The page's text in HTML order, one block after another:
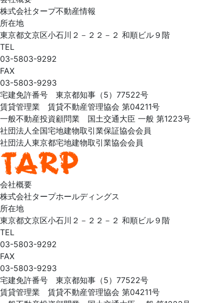
株式会社タープ不動産情報
所在地
東京都文京区小石川２－２２－２ 和順ビル９階
TEL
03-5803-9292
FAX
03-5803-9293
宅建免許番号 東京都知事（5）77522号
賃貸管理業 賃貸不動産管理協会 第04211号
一般不動産投資顧問業 国土交通大臣 一般 第1223号
社団法人全国宅地建物取引業保証協会会員
社団法人東京都宅地建物取引業協会会員
会社概要
株式会社タープホールディングス
所在地
東京都文京区小石川２－２２－２ 和順ビル９階
TEL
03-5803-9292
FAX
03-5803-9293
宅建免許番号 東京都知事（5）77522号
賃貸管理業 賃貸不動産管理協会 第04211号